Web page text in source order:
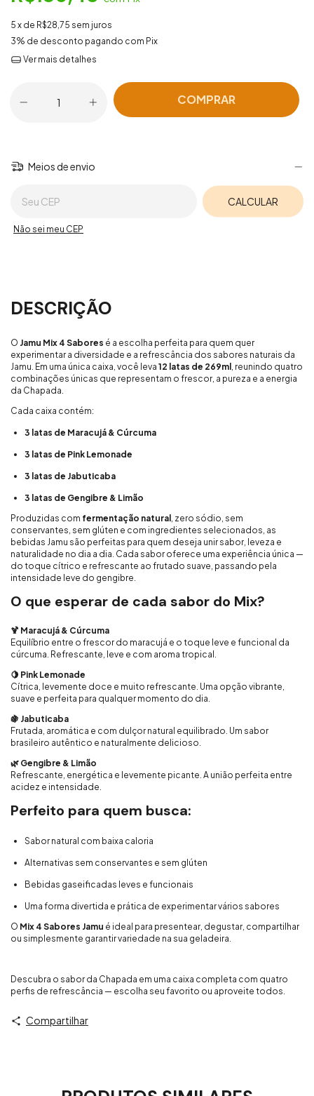
5 x de R$28,75 sem juros
3% de desconto pagando com Pix
Ver mais detalhes
Meios de envio
CALCULAR
Não sei meu CEP
DESCRIÇÃO
O Jamu Mix 4 Sabores é a escolha perfeita para quem quer
experimentar a diversidade e a refrescância dos sabores naturais da
Jamu. Em uma única caixa, você leva 12 latas de 269ml , reunindo quatro
combinações únicas que representam o frescor, a pureza e a energia
da Chapada.
Cada caixa contém:
3 latas de Maracujá & Cúrcuma
3 latas de Pink Lemonade
3 latas de Jabuticaba
3 latas de Gengibre & Limão
Produzidas com fermentação natural , zero sódio, sem
conservantes, sem glúten e com ingredientes selecionados, as
bebidas Jamu são perfeitas para quem deseja unir sabor, leveza e
naturalidade no dia a dia. Cada sabor oferece uma experiência única —
do toque cítrico e refrescante ao frutado suave, passando pela
intensidade leve do gengibre.
O que esperar de cada sabor do Mix?
🍹 Maracujá & Cúrcuma
Equilíbrio entre o frescor do maracujá e o toque leve e funcional da
cúrcuma. Refrescante, leve e com aroma tropical.
🍋 Pink Lemonade
Cítrica, levemente doce e muito refrescante. Uma opção vibrante,
suave e perfeita para qualquer momento do dia.
🍇 Jabuticaba
Frutada, aromática e com dulçor natural equilibrado. Um sabor
brasileiro autêntico e naturalmente delicioso.
🌿 Gengibre & Limão
Refrescante, energética e levemente picante. A união perfeita entre
acidez e intensidade.
Perfeito para quem busca:
Sabor natural com baixa caloria
Alternativas sem conservantes e sem glúten
Bebidas gaseificadas leves e funcionais
Uma forma divertida e prática de experimentar vários sabores
O Mix 4 Sabores Jamu é ideal para presentear, degustar, compartilhar
ou simplesmente garantir variedade na sua geladeira.
Descubra o sabor da Chapada em uma caixa completa com quatro
perfis de refrescância — escolha seu favorito ou aproveite todos.
Compartilhar